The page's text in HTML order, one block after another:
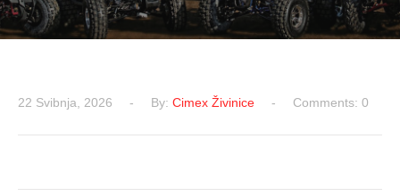
22 Svibnja, 2026 By: Cimex Živinice Comments: 0